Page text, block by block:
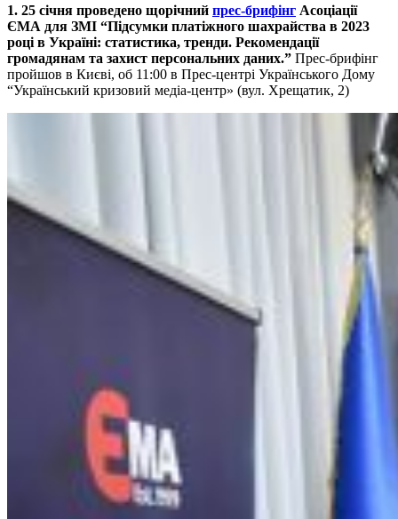
1. 25 січня проведено щорічний прес-брифінг Асоціації
ЄМА для ЗМІ “Підсумки платіжного шахрайства в 2023
році в Україні: статистика, тренди. Рекомендації
громадянам та захист персональних даних.” Прес-брифінг
пройшов в Києві, об 11:00 в Прес-центрі Українського Дому
“Український кризовий медіа-центр» (вул. Хрещатик, 2)